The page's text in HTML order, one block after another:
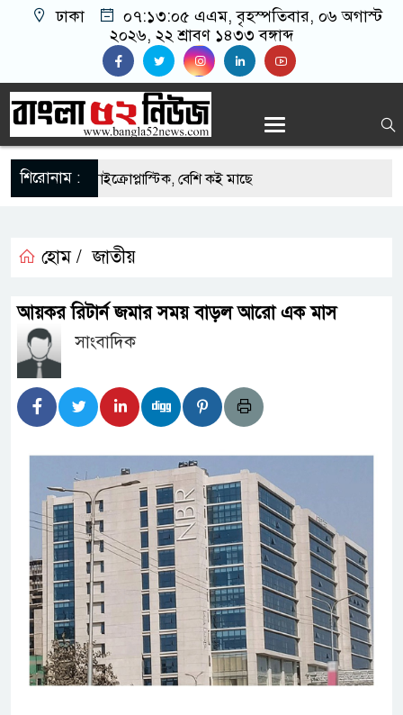
ঢাকা ০৭:১৩:০৬ এএম, বৃহস্পতিবার, ০৬ অগাস্ট
২০২৬, ২২ শ্রাবণ ১৪৩৩ বঙ্গাব্দ
শিরোনাম :
মাছে মিলল মাইক্রোপ্লাস্টিক, বেশি কই মাছে
ব্যবসায়িক অগ্রযাত্রায় নতুন অধ্যায়
স্থিতিশীল সরকার,প্রবাসীদের বিনিয়োগের এখনই
বাজেট সংশোধনের দাবিতে ফরিদগঞ্জে অহিংস
উঠান বৈঠক
অবৈধ লেনদেনে জড়িয়ে পড়ছে স্থানীয় বিকাশ
নদীতে যৌথ অভিযানে ৩টি অবৈধ বাঁধা জাল জব্দ
সাইদুর রহমান খানের যোগদান
হোম / জাতীয়
আয়কর রিটার্ন জমার সময় বাড়ল আরো এক মাস
সাংবাদিক